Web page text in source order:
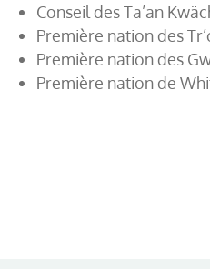
Conseil des Ta’an
Première nation des
Première nation des
Première nation de